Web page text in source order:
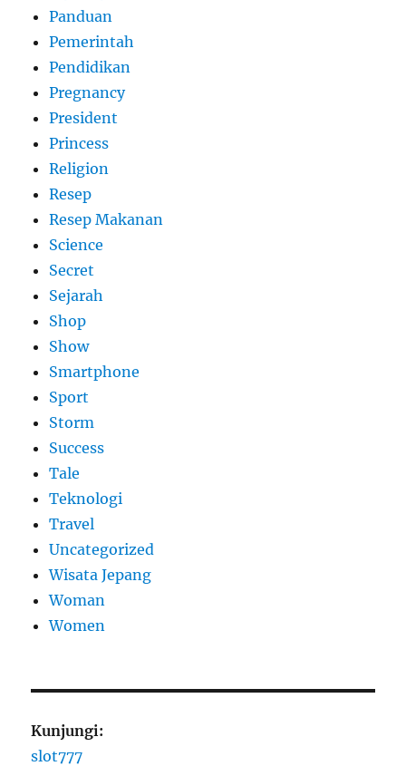
Panduan
Pemerintah
Pendidikan
Pregnancy
President
Princess
Religion
Resep
Resep Makanan
Science
Secret
Sejarah
Shop
Show
Smartphone
Sport
Storm
Success
Tale
Teknologi
Travel
Uncategorized
Wisata Jepang
Woman
Women
Kunjungi:
slot777